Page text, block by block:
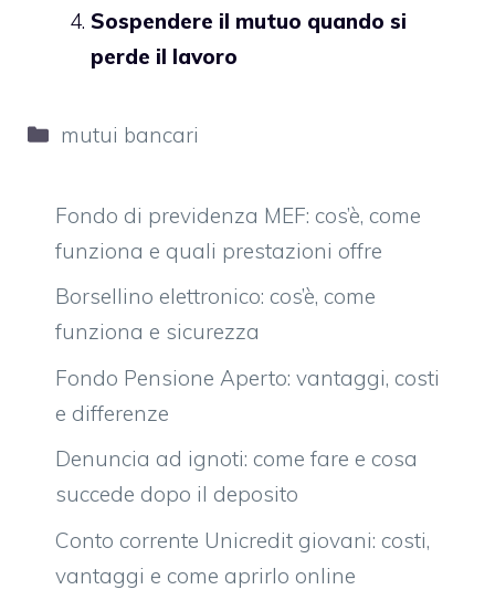
Sospendere il mutuo quando si
perde il lavoro
Categorie
mutui bancari
Fondo di previdenza MEF: cos’è, come
funziona e quali prestazioni offre
Borsellino elettronico: cos’è, come
funziona e sicurezza
Fondo Pensione Aperto: vantaggi, costi
e differenze
Denuncia ad ignoti: come fare e cosa
succede dopo il deposito
Conto corrente Unicredit giovani: costi,
vantaggi e come aprirlo online